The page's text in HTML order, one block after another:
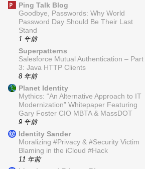
Ping Talk Blog
Goodbye, Passwords: Why World
Password Day Should Be Their Last
Stand
1 年前
Superpatterns
Salesforce Mutual Authentication – Part
3: Java HTTP Clients
8 年前
Planet Identity
Mythics: “An Alternative Approach to IT
Modernization” Whitepaper Featuring
Gary Foster CIO MBTA & MassDOT
9 年前
Identity Sander
Moralizing #Privacy & #Security Victim
Blaming in the iCloud #Hack
11 年前